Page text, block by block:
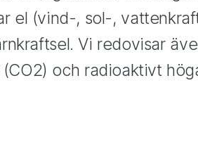
el (vind-, sol-,
Vi redovisar
och radioaktivt